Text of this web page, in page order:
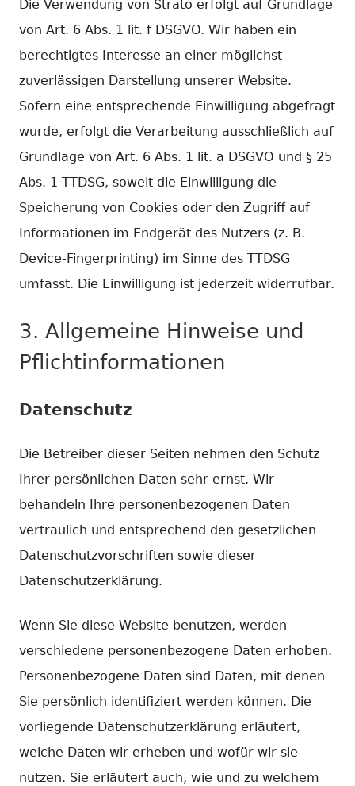
Fenster
öffnen
Die Verwendung von Strato erfolgt auf Grundlage
von Art. 6 Abs. 1 lit. f DSGVO. Wir haben ein
berechtigtes Interesse an einer möglichst
zuverlässigen Darstellung unserer Website.
Sofern eine entsprechende Einwilligung abgefragt
wurde, erfolgt die Verarbeitung ausschließlich auf
Grundlage von Art. 6 Abs. 1 lit. a DSGVO und § 25
Abs. 1 TTDSG, soweit die Einwilligung die
Speicherung von Cookies oder den Zugriff auf
Informationen im Endgerät des Nutzers (z. B.
Device-Fingerprinting) im Sinne des TTDSG
umfasst. Die Einwilligung ist jederzeit widerrufbar.
3. Allgemeine Hinweise und
Pflicht­informationen
Datenschutz
Die Betreiber dieser Seiten nehmen den Schutz
Ihrer persönlichen Daten sehr ernst. Wir
behandeln Ihre personenbezogenen Daten
vertraulich und entsprechend den gesetzlichen
Datenschutzvorschriften sowie dieser
Datenschutzerklärung.
Wenn Sie diese Website benutzen, werden
verschiedene personenbezogene Daten erhoben.
Personenbezogene Daten sind Daten, mit denen
Sie persönlich identifiziert werden können. Die
vorliegende Datenschutzerklärung erläutert,
welche Daten wir erheben und wofür wir sie
nutzen. Sie erläutert auch, wie und zu welchem